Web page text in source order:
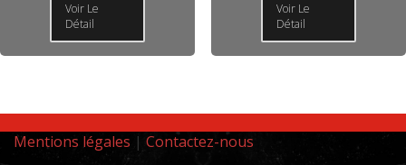
Voir Le
Détail
Voir Le
Détail
Mentions légales | Contactez-nous